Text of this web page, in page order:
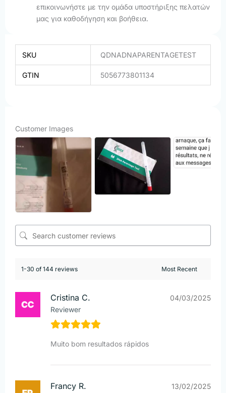
επικοινωνήστε με την ομάδα υποστήριξης πελατών
μας για καθοδήγηση και βοήθεια.
SKU QDNADNAPARENTAGETEST
GTIN 5056773801134
Customer Images
1-30 of 144 reviews
Cristina C.
Reviewer
04/03/2025
Muito bom resultados rápidos
Francy R. 13/02/2025